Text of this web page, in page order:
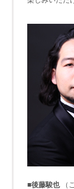
■後藤駿也（